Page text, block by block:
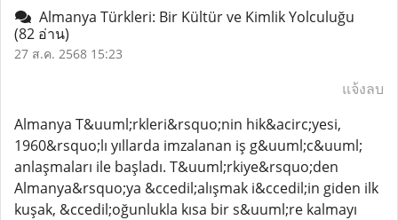
Almanya Türkleri: Bir Kültür ve Kimlik Yolculuğu
(82 อ่าน)
27 ส.ค. 2568 15:23
แจ้งลบ
Almanya T&uuml;rkleri&rsquo;nin hik&acirc;yesi,
1960&rsquo;lı yıllarda imzalanan iş g&uuml;c&uuml;
anlaşmaları ile başladı. T&uuml;rkiye&rsquo;den
Almanya&rsquo;ya &ccedil;alışmak i&ccedil;in giden ilk
kuşak, &ccedil;oğunlukla kısa bir s&uuml;re kalmayı